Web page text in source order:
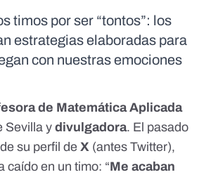
timos por ser “tontos”: los
estrategias elaboradas para
con nuestras emociones
de Matemática Aplicada
Sevilla y divulgadora. El pasado
su perfil de X (antes Twitter),
caído en un timo: “Me acaban